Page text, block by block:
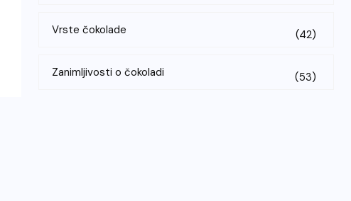
Vrste čokolade (42)
Zanimljivosti o čokoladi (53)